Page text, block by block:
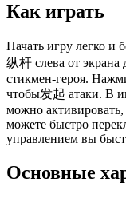
Как играть
Начать игру легко и
纵杆 слева от
стикмен-героя.
чтобы发起 атаки. В
можно
можете быстро
управлением вы
Основные